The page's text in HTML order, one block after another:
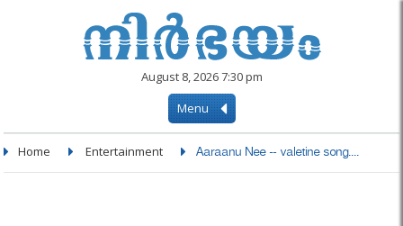
August 8, 2026 7:30 pm
Menu
Home Entertainment Aaraanu Nee -- valetine song....